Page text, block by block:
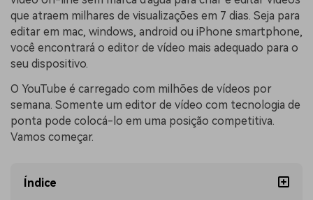
que atraem milhares de visualizações em 7 dias. Seja para
editar em mac, windows, android ou iPhone smartphone,
você encontrará o editor de vídeo mais adequado para o
seu dispositivo.
O YouTube é carregado com milhões de vídeos por
semana. Somente um editor de vídeo com tecnologia de
ponta pode colocá-lo em uma posição competitiva.
Vamos começar.
Índice